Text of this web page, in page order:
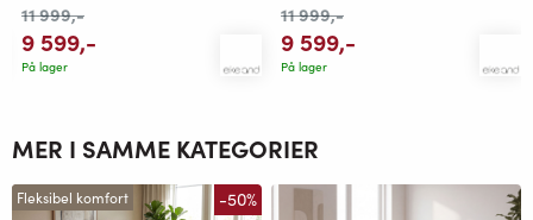
11 999,-
9 599,-
På lager
11 999,-
9 599,-
På lager
MER I SAMME KATEGORIER
Fleksibel komfort -50%